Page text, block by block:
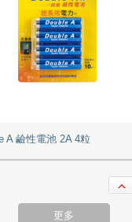
A 鹼性電池 2A 4粒
更多